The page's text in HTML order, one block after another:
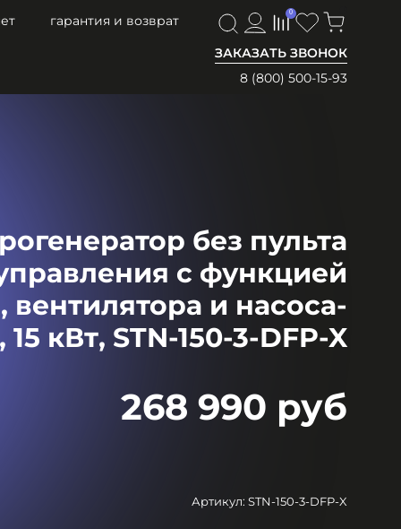
гарантия и возврат
ЗАКАЗАТЬ ЗВОНОК
8 (800) 500-15-93
0
без пульта
с функцией
и насоса-
кВт, STN-150-3-DFP-X
268 990 руб
Артикул: STN-150-3-DFP-X